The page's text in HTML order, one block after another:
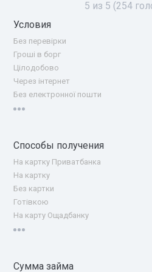
5 из 5 (254
Условия
Без перевірки
Гроші в борг
Цілодобово
Через інтернет
Без електронної пошти
Способы получения
На картку Приватбанка
На картку
Без картки
Готівкою
На карту Ощадбанку
Сумма займа